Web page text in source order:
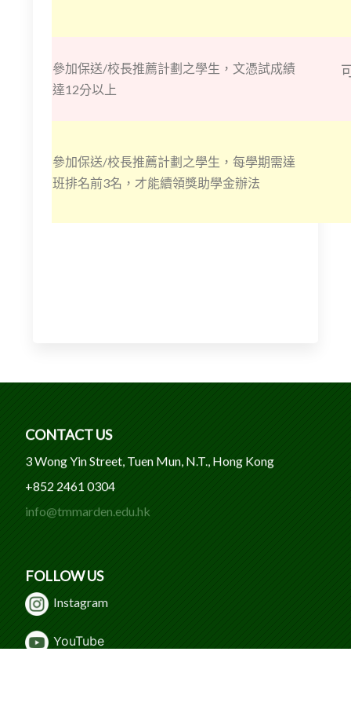
參加保送/校長推薦計劃之學生，文憑試成績
達12分以上
參加保送/校長推薦計劃之學生，每學期需達
班排名前3名，才能續領獎助學金辦法
CONTACT US
3 Wong Yin Street, Tuen Mun, N.T., Hong Kong
+852 2461 0304
info@tmmarden.edu.hk
FOLLOW US
Instagram
YouTube